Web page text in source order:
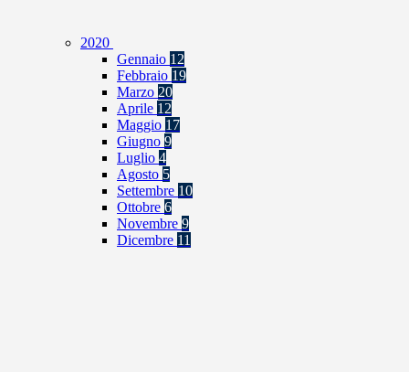
2020
Gennaio 12
Febbraio 19
Marzo 20
Aprile 12
Maggio 17
Giugno 9
Luglio 4
Agosto 5
Settembre 10
Ottobre 6
Novembre 9
Dicembre 11